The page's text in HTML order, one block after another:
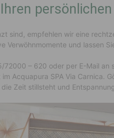
sind, empfehlen wir eine
Verwöhnmomente und lassen
– 620 oder per E-Mail an
Acquapura SPA Via Carnica.
Zeit stillsteht und